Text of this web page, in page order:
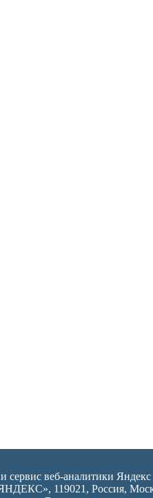
сервис веб-аналитики
119021, Россия,